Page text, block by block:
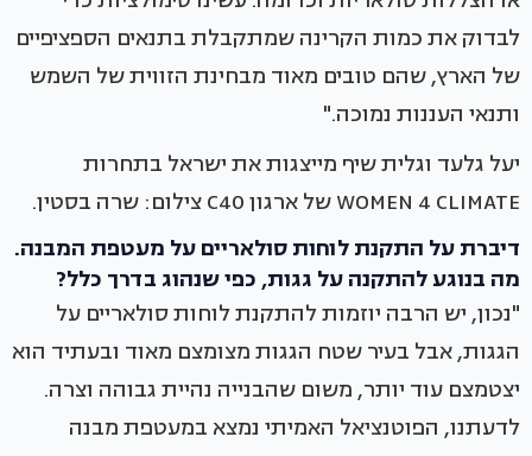
לבדוק את כמות הקרינה שמתקבלת בתנאים הספציפיים
של הארץ, שהם טובים מאוד מבחינת הזווית של השמש
ותנאי העננות נמוכה."
יעל גלעד וגלית שיף מייצגות את ישראל בתחרות
WOMEN 4 CLIMATE של ארגון C40 צילום: שרה בסטין.
דיברת על התקנת לוחות סולאריים על מעטפת המבנה.
מה בנוגע להתקנה על גגות, כפי שנהוג בדרך כלל?
"נכון, יש הרבה יוזמות להתקנת לוחות סולאריים על
הגגות, אבל בעיר שטח הגגות מצומצם מאוד ובעתיד הוא
יצטמצם עוד יותר, משום שהבנייה נהיית גבוהה וצרה.
לדעתנו, הפוטנציאל האמיתי נמצא במעטפת מבנה